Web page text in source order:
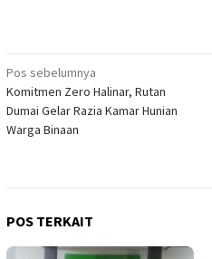
Navigasi
pos
Pos sebelumnya
Komitmen Zero Halinar, Rutan
Dumai Gelar Razia Kamar Hunian
Warga Binaan
POS TERKAIT